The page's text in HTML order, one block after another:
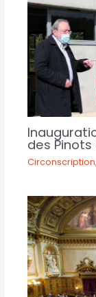
des
Circonscription